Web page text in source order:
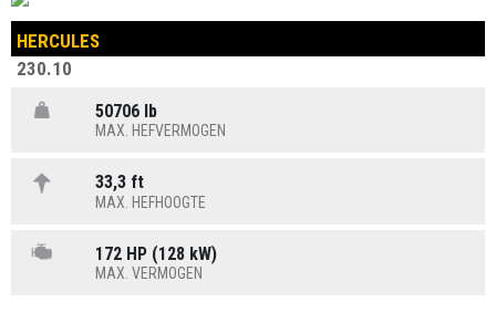
HERCULES
230.10
50706 lb
MAX. HEFVERMOGEN
33,3 ft
MAX. HEFHOOGTE
172 HP (128 kW)
MAX. VERMOGEN